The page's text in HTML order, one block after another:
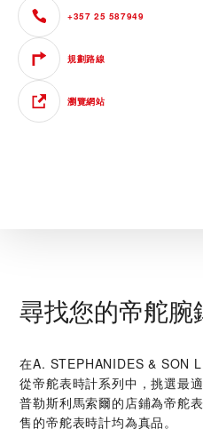
+357 25 587949
規劃路線
瀏覽網站
尋找您的帝舵腕
在‭A. STEPHANIDES & SON
從帝舵表時計系列中，挑選最
普勒斯利馬索爾的店鋪為帝舵
售的帝舵表時計均為真品。